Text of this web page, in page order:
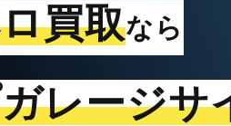
買取なら
レージサ